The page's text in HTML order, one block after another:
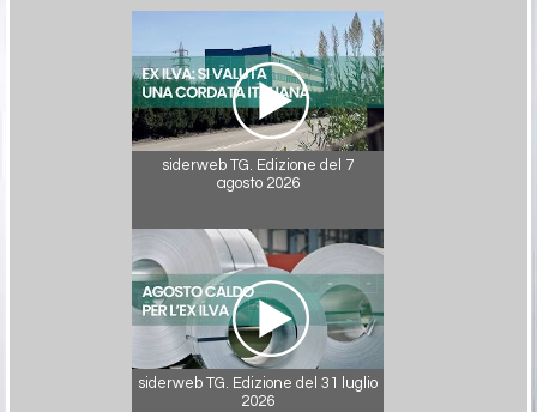
siderweb TG. Edizione del 7
agosto 2026
siderweb TG. Edizione del 31 luglio
2026